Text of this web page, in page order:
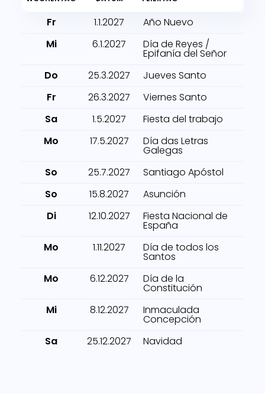
Fr 1.1.2027
Año Nuevo
Mi
6.1.2027 Día de Reyes /
Epifanía del Señor
Do
25.3.2027
Jueves Santo
Fr
26.3.2027
Viernes Santo
Sa
1.5.2027
Fiesta del trabajo
Mo
17.5.2027 Día das Letras
Galegas
So
25.7.2027
Santiago Apóstol
So
15.8.2027
Asunción
Di
12.10.2027 Fiesta Nacional de
España
Mo
1.11.2027 Día de todos los
Santos
Mo
6.12.2027 Día de la
Constitución
Mi
8.12.2027 Inmaculada
Concepción
Sa
25.12.2027 Navidad